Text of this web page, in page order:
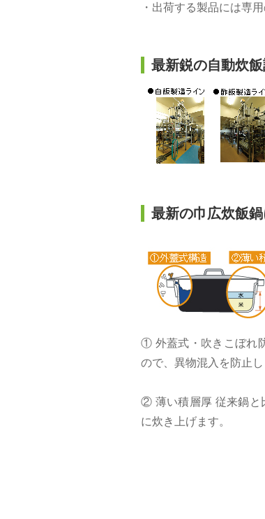
・出荷する製品には専
最新鋭の自動炊
最新の巾広炊飯
① 外蓋式・吹きこぼれ
ので、異物混入を防止
② 薄い積層厚 従来鍋と
に炊き上げます。